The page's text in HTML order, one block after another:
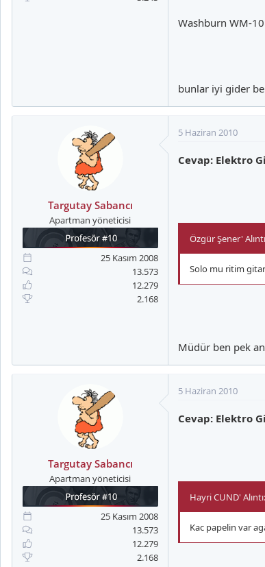
Washburn WM-
bunlar iyi gider
Targutay Sabancı
Apartman yöneticisi
25 Kasım 2008
13.573
12.279
2.168
5 Haziran 2010
Cevap: Elektro
Özgür Şener'
Solo mu ritim gitar
Müdür ben pek
Targutay Sabancı
Apartman yöneticisi
25 Kasım 2008
13.573
12.279
2.168
5 Haziran 2010
Cevap: Elektro
Hayri CUND' Alıntı:
Kac papelin var